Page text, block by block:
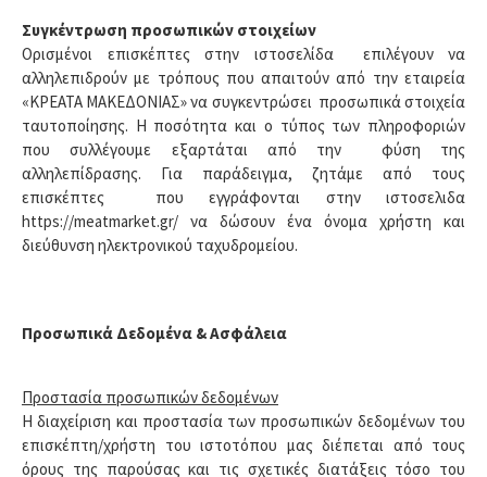
Συγκέντρωση προσωπικών στοιχείων
Ορισμένοι επισκέπτες στην ιστοσελίδα επιλέγουν να
αλληλεπιδρούν με τρόπους που απαιτούν από την εταιρεία
«ΚΡΕΑΤΑ ΜΑΚΕΔΟΝΙΑΣ» να συγκεντρώσει προσωπικά στοιχεία
ταυτοποίησης. Η ποσότητα και ο τύπος των πληροφοριών
που συλλέγουμε εξαρτάται από την φύση της
αλληλεπίδρασης. Για παράδειγμα, ζητάμε από τους
επισκέπτες που εγγράφονται στην ιστοσελιδα
https://meatmarket.gr/ να δώσουν ένα όνομα χρήστη και
διεύθυνση ηλεκτρονικού ταχυδρομείου.
Προσωπικά Δεδομένα & Ασφάλεια
Προστασία προσωπικών δεδομένων
Η διαχείριση και προστασία των προσωπικών δεδομένων του
επισκέπτη/χρήστη του ιστοτόπου μας διέπεται από τους
όρους της παρούσας και τις σχετικές διατάξεις τόσο του